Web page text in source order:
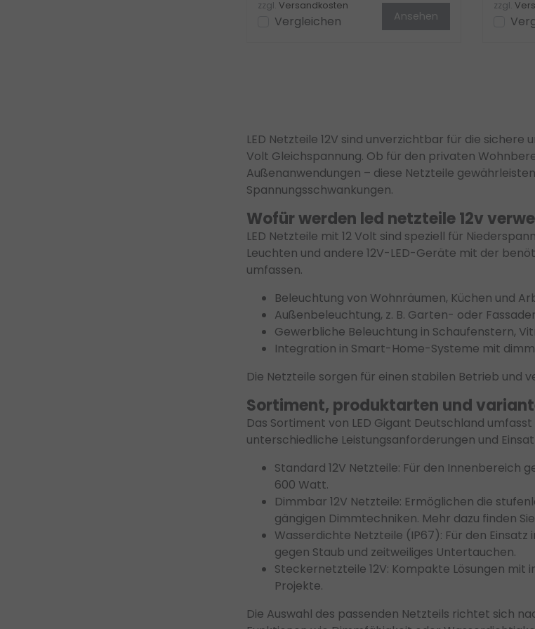
zzgl. Versandkosten
Vergleichen Ansehen
zzgl.
LED Netzteile 12V sind unverzichtbar für die
Volt Gleichspannung. Ob für den privaten
Außenanwendungen – diese Netzteile
Spannungsschwankungen.
Wofür werden led netzteile 12v
LED Netzteile mit 12 Volt sind speziell für
Leuchten und andere 12V-LED-Geräte mit der
umfassen.
Beleuchtung von Wohnräumen, Küchen und
Außenbeleuchtung, z. B. Garten- oder
Gewerbliche Beleuchtung in Schaufenstern,
Integration in Smart-Home-Systeme mit
Die Netzteile sorgen für einen stabilen Betrieb und
Sortiment, produktarten und
Das Sortiment von LED Gigant Deutschland
unterschiedliche Leistungsanforderungen und
Standard 12V Netzteile: Für den Innenbereich
600 Watt.
Dimmbar 12V Netzteile: Ermöglichen die
gängigen Dimmtechniken. Mehr dazu finden
Wasserdichte Netzteile (IP67): Für den
gegen Staub und zeitweiliges Untertauchen.
Steckernetzteile 12V: Kompakte Lösungen
Projekte.
Die Auswahl des passenden Netzteils richtet sich